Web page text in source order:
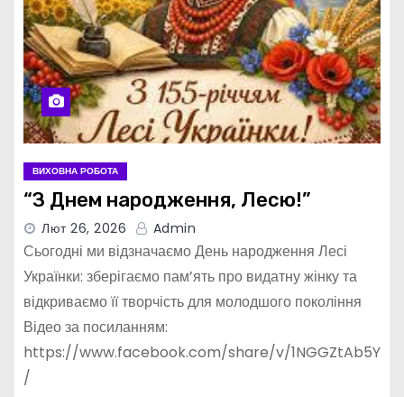
ВИХОВНА РОБОТА
“З Днем народження, Лесю!”
Лют 26, 2026 Admin
Сьогодні ми відзначаємо День народження Лесі
Українки: зберігаємо пам’ять про видатну жінку та
відкриваємо її творчість для молодшого покоління
Відео за посиланням:
https://www.facebook.com/share/v/1NGGZtAb5Y
/